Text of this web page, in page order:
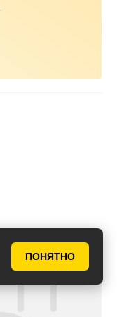
ПОНЯТНО